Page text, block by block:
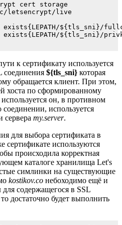
cert storage
letsencrypt/live
${tls_sni}/
${tls_sni}/
к сертификату используется
соединения ${tls_sni} которая
обращается клиент. При этом,
хоста по сформированному
он, в противном
используется
сервера my.server.
для выбора сертификата в
сертификате используются
происходила корректная
каталоге хранилища Let's
симлинки на существующие
kostikov.co небоходимо ещё и
содержащегося в SSL
то достаточно будет выполнить